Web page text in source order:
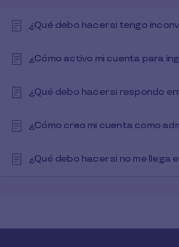
¿Qué debo hacer si tengo
¿Cómo activo mi cuenta para
¿Qué debo hacer si respondo
¿Cómo creo mi cuenta como
¿Qué debo hacer si no me llega